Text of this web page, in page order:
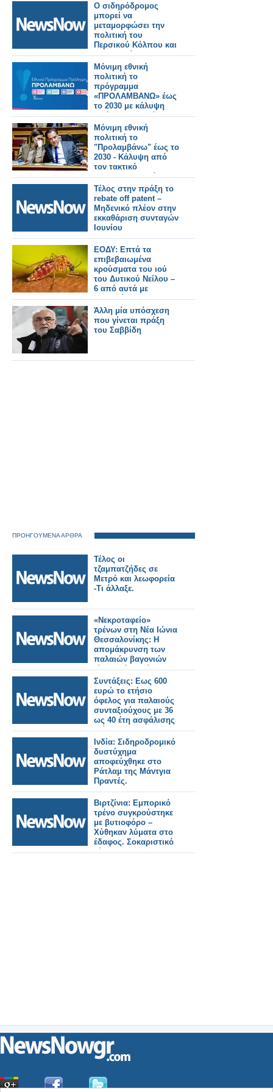
Ο σιδηρόδρομος
μπορεί να
μεταμορφώσει την
πολιτική του
Περσικού Κόλπου και
την παγκόσμια
ασφάλεια.
Μόνιμη εθνική
πολιτική το
πρόγραμμα
«ΠΡΟΛΑΜΒΑΝΩ» έως
το 2030 με κάλυψη
από τον Τακτικό
Προϋπολογισμό
Μόνιμη εθνική
πολιτική το
"Προλαμβάνω" έως το
2030 - Κάλυψη από
τον τακτικό
προϋπολογισμό
Τέλος στην πράξη το
rebate off patent –
Μηδενικό πλέον στην
εκκαθάριση συνταγών
Ιουνίου
ΕΟΔΥ: Επτά τα
επιβεβαιωμένα
κρούσματα του ιού
του Δυτικού Νείλου –
6 από αυτά με
νοσηλεία
Άλλη μία υπόσχεση
που γίνεται πράξη
του Σαββίδη
ΠΡΟΗΓΟΥΜΕΝΑ ΑΡΘΡΑ
Τέλος οι
τζαμπατζήδες σε
Μετρό και λεωφορεία
-Τι άλλαξε.
«Νεκροταφείο»
τρένων στη Νέα Ιώνια
Θεσσαλονίκης: Η
απομάκρυνση των
παλαιών βαγονιών
είναι χρόνιο αίτημα
των κατοίκων.
Συντάξεις: Εως 600
ευρώ το ετήσιο
όφελος για παλαιούς
συνταξιούχους με 36
ως 40 έτη ασφάλισης
[πίνακες]
Ινδία: Σιδηροδρομικό
δυστύχημα
αποφεύχθηκε στο
Ράτλαμ της Μάντγια
Πραντές.
Βιρτζίνια: Εμπορικό
τρένο συγκρούστηκε
με βυτιοφόρο –
Χύθηκαν λύματα στο
έδαφος. Σοκαριστικό
βίντεο